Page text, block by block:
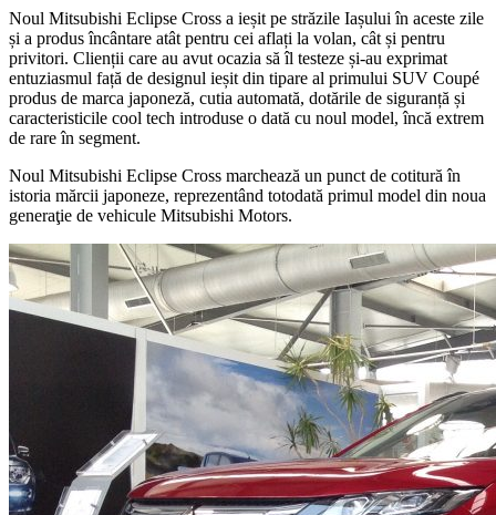
Noul Mitsubishi Eclipse Cross a ieșit pe străzile Iașului în aceste zile
și a produs încântare atât pentru cei aflați la volan, cât și pentru
privitori. Clienții care au avut ocazia să îl testeze și-au exprimat
entuziasmul față de designul ieșit din tipare al primului SUV Coupé
produs de marca japoneză, cutia automată, dotările de siguranță și
caracteristicile cool tech introduse o dată cu noul model, încă extrem
de rare în segment.
Noul Mitsubishi Eclipse Cross marchează un punct de cotitură în
istoria mărcii japoneze, reprezentând totodată primul model din noua
generaţie de vehicule Mitsubishi Motors.